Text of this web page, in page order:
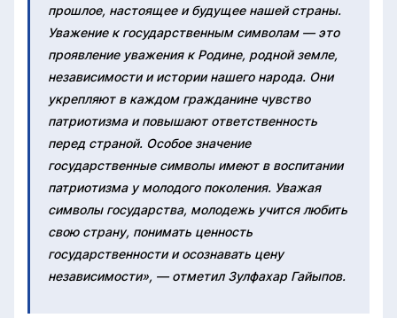
прошлое, настоящее и будущее нашей страны.
Уважение к государственным символам — это
проявление уважения к Родине, родной земле,
независимости и истории нашего народа. Они
укрепляют в каждом гражданине чувство
патриотизма и повышают ответственность
перед страной. Особое значение
государственные символы имеют в воспитании
патриотизма у молодого поколения. Уважая
символы государства, молодежь учится любить
свою страну, понимать ценность
государственности и осознавать цену
независимости», — отметил Зулфахар Гайыпов.